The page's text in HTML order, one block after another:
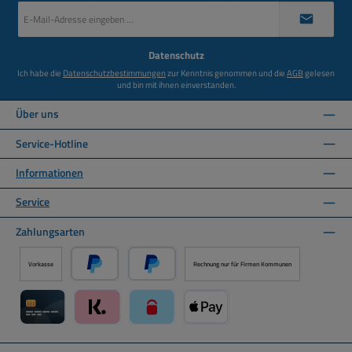
Mail-
Datenschutz
Ich habe die Datenschutzbestimmungenzur Kenntnis genommen und dieAGBgelesen
und bin mit ihnen einverstanden.
Über uns
Service-Hotline
Informationen
Service
Zahlungsarten
Vorkasse
PayPal Später Bezahlen über PayPal
Rechnung nur für Firmen Kommunen